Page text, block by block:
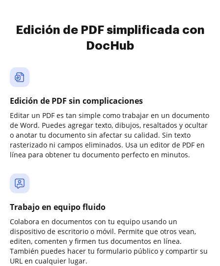
Edición de PDF simplificada con
DocHub
Edición de PDF sin complicaciones
Editar un PDF es tan simple como trabajar en un documento
de Word. Puedes agregar texto, dibujos, resaltados y ocultar
o anotar tu documento sin afectar su calidad. Sin texto
rasterizado ni campos eliminados. Usa un editor de PDF en
línea para obtener tu documento perfecto en minutos.
Trabajo en equipo fluido
Colabora en documentos con tu equipo usando un
dispositivo de escritorio o móvil. Permite que otros vean,
editen, comenten y firmen tus documentos en línea.
También puedes hacer tu formulario público y compartir su
URL en cualquier lugar.